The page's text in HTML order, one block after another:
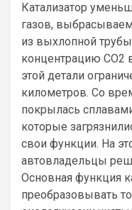
Катализатор
газов,
из выхлопной
концентрацию CO2
этой детали
километров. Со
покрылась
которые
свои функции. На
автовладельцы
Основная функция
преобразовывать